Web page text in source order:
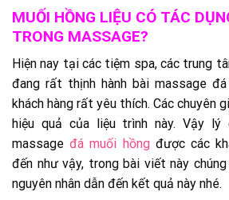
MUỐI HỒNG LIỆU CÓ TÁC
TRONG MASSAGE?
Hiện nay tại các tiệm spa, các trung
đang rất thịnh hành bài massage
khách hàng rất yêu thích. Các chuyên
hiệu quả của liệu trình này. Vậy
massageđá muối hồng được các
đến như vậy, trong bài viết này
nguyên nhân dẫn đến kết quả này nhé.